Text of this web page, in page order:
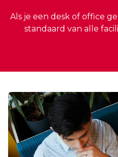
Als je een desk of office
standaard van alle